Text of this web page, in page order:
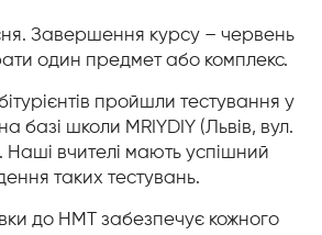
Завершення курсу – червень
один предмет або комплекс.
пройшли тестування у
базі школи MRIYDIY (Львів, вул.
Наші вчителі мають успішний
таких тестувань.
до НМТ забезпечує кожного